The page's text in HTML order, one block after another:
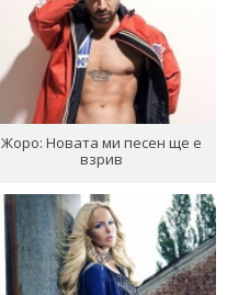
Жоро: Новата ми песен ще е
взрив